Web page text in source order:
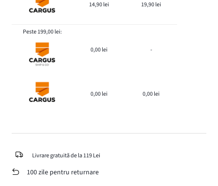
14,90 lei 19,90 lei
Peste 199,00 lei:
0,00 lei -
0,00 lei 0,00 lei
Livrare gratuită de la 119 Lei
100 zile pentru returnare